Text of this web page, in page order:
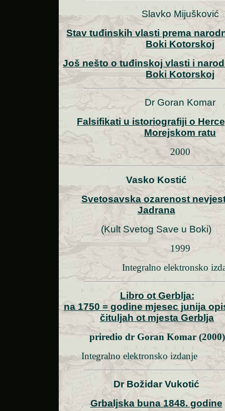
Slavko Mijušković
Stav tuđinskih vlasti prema
Boki Kotorskoj
Još nešto o tuđinskoj vlasti i
Boki Kotorskoj
Dr Goran Komar
Falsifikati u istoriografiji o
Morejskom ratu
2000
Vasko Kostić
Svetosavska ozarenost
Jadrana
(Kult Svetog Save u Boki)
1999
Integralno elektronsko
Libro ot Gerblja:
na 1750 = godine mjesec junija
čituljah ot mjesta Gerblja
priredio dr Goran Komar (2000)
Integralno elektronsko izdanje
Dr Božidar Vukotić
Grbaljska buna 1848. godine